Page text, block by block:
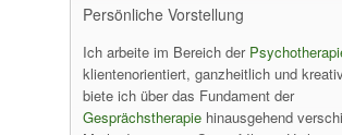
Persönliche Vorstellung
Ich arbeite im Bereich der
klientenorientiert, ganzheitlich und
biete ich über das Fundament der
Gesprächstherapie hinausgehend